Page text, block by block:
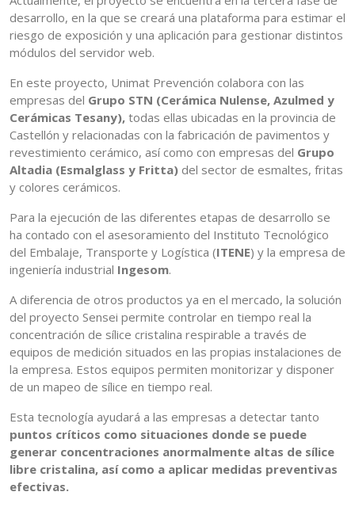
desarrollo, en la que se creará una plataforma para estimar el
riesgo de exposición y una aplicación para gestionar distintos
módulos del servidor web.
En este proyecto, Unimat Prevención colabora con las
empresas del Grupo STN (Cerámica Nulense, Azulmed y
Cerámicas Tesany), todas ellas ubicadas en la provincia de
Castellón y relacionadas con la fabricación de pavimentos y
revestimiento cerámico, así como con empresas del Grupo
Altadia (Esmalglass y Fritta) del sector de esmaltes, fritas
y colores cerámicos.
Para la ejecución de las diferentes etapas de desarrollo se
ha contado con el asesoramiento del Instituto Tecnológico
del Embalaje, Transporte y Logística (ITENE) y la empresa de
ingeniería industrial Ingesom.
A diferencia de otros productos ya en el mercado, la solución
del proyecto Sensei permite controlar en tiempo real la
concentración de sílice cristalina respirable a través de
equipos de medición situados en las propias instalaciones de
la empresa. Estos equipos permiten monitorizar y disponer
de un mapeo de sílice en tiempo real.
Esta tecnología ayudará a las empresas a detectar tanto
puntos críticos como situaciones donde se puede
generar concentraciones anormalmente altas de sílice
libre cristalina, así como a aplicar medidas preventivas
efectivas.